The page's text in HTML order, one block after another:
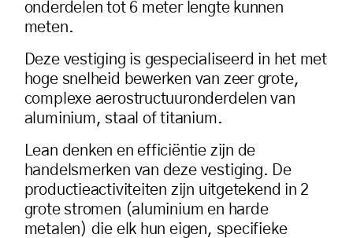
onderdelen tot 6 meter lengte kunnen
meten.
Deze vestiging is gespecialiseerd in het met
hoge snelheid bewerken van zeer grote,
complexe aerostructuuronderdelen van
aluminium, staal of titanium.
Lean denken en efficiëntie zijn de
handelsmerken van deze vestiging. De
productieactiviteiten zijn uitgetekend in 2
grote stromen (aluminium en harde
metalen) die elk hun eigen, specifieke